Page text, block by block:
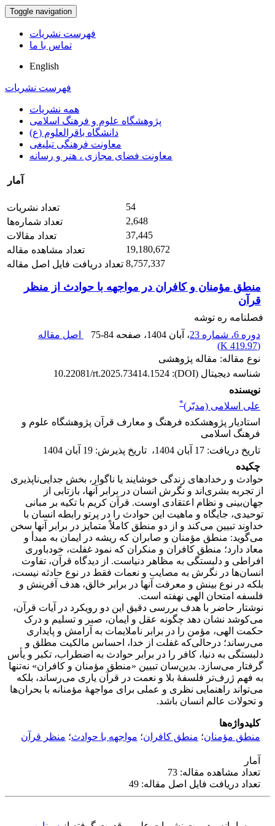
Toggle navigation
فهرست نشریات
تماس با ما
English
فهرست نشریات
همه نشریات
پژوهشگاه علوم و فرهنگ اسلامی
دانشگاه باقرالعلوم (ع)
معاونت فرهنگی تبلیغی
معاونت فضای مجازی ، هنر و رسانه
آمار
تعداد نشریات
54
تعداد شماره‌ها
2,648
تعداد مقالات
37,445
تعداد مشاهده مقاله
19,180,672
تعداد دریافت فایل اصل مقاله 8,757,337
منطق مؤمنان و کافران در مواجهه با حوادث از منظر
قرآن
فصلنامه ره توشه
دوره 6، شماره 23
، آبان 1404 ، صفحه 75-84
اصل مقاله
(
419.97 K
)
نوع مقاله: مقاله پژوهشی
شناسه دیجیتال (DOI):
10.22081/rt.2025.73414.1524
نویسنده
علی اسلامی (مدبّر)*
استادیار پژوهشکده فرهنگ و معارف قرآن پژوهشگاه علوم و
فرهنگ اسلامی
تاریخ دریافت: 17 آبان 1404 ، تاریخ پذیرش: 19 آبان 1404
چکیده
حوادث و رخدادهای زندگی خوشایند یا ناگوار، بخش جدایی‌ناپذیری
از تجربه بشری‌اند و نگرش انسان در برابر آنها، بازتابی از
جهان‌بینی و نظام اعتقادی اوست. قرآن کریم با تکیه بر مبانی
توحیدی، جایگاه و ماهیت این حوادث را در پرتو رابطه انسان با
خداوند تبیین می‌کند و از دو منطق کاملاً متمایز در برابر آنها سخن
می‌گوید: منطق مؤمنان و صابران که ریشه در ایمان به مبدأ و
معاد دارد؛ منطق کافران و منکران که نمود غفلت، خودباوری
افراطی و دلبستگی به مظاهر دنیاست. از دیدگاه قرآن، تفاوت
انسان‌ها در نگرش به مصایب و نعمات فقط در نوع حادثه نیست،
بلکه در نوع بینش و معرفت آنها در برابر خالق، هدف آفرینش و
فلسفه امتحان الهی نهفته است.
نوشتار حاضر با هدف بررسی دقیق این دو رویکرد در آیات قرآن،
می‌کوشد نشان دهد چگونه عقل و ایمان، صبر و تسلیم و درک
حکمت الهی، مؤمن را در برابر ناملایمات به آرامش و پایداری
می‌رساند؛ در‌حالی‌که غفلت از خدا، احساس مالکیت مطلق و
دلبستگی به دنیا، کافر را در برابر حوادث به اضطراب، تکبر و یأس
گرفتار می‌سازد. بدین‌سان تبیین «منطق مؤمنان و کافران» نه‌تنها
به فهم ژرف‌تر فلسفۀ بلا و نعمت در قرآن یاری می‌رساند، بلکه
می‌تواند راهنمایی نظری و عملی برای مواجهۀ مؤمنانه با بحران‌ها
و تحولات عالم انسان باشد.
کلیدواژه‌ها
منطق مؤمنان؛ منطق کافران؛ مواجهه با حوادث؛ منظر قرآن
آمار
تعداد مشاهده مقاله: 73
تعداد دریافت فایل اصل مقاله: 49